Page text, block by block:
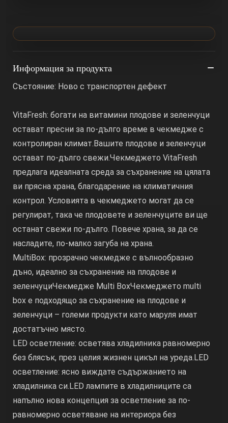
Информация за продукта
Състояние: Ново с транспортен дефект
VitaFresh: богати на витамини плодове и зеленчуци
остават пресни за по-дълго време в чекмедже с
контролиран климат.Вашите плодове и зеленчуци
остават по-дълго свежи.Чекмеджето VitaFresh
предлага идеалната среда за съхранение на цялата
ви прясна храна, благодарение на климатичния
контрол. Условията в чекмеджето могат да се
регулират, така че плодовете и зеленчуците ви ще
останат свежи по-дълго. Повече храна, за да се
насладите, по-малко загуба на храна.
MultiBox: прозрачно чекмедже с вълнообразно
дъно, идеално за съхранение на плодове и
зеленчуциЧекмедже Multi BoxЧекмеджето multi
box е подходящо за съхранение на плодове и
зеленчуци – големи продукти като маруля имат
достатъчно място.
LED осветление: осветява хладилника равномерно
без блясък, през целия жизнен цикъл на уреда.LED
осветление: ясно виждате съдържанието на
хладилника си.LED лампите в хладилниците са
напълно нова концепция за осветление за по-
равномерно осветяване на интериора без